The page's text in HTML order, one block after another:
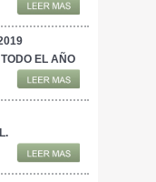
EL AÑO